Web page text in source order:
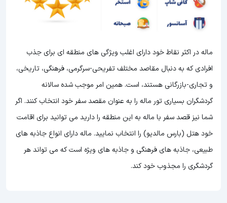
ماله در اکثر نقاط خود دارای اغلب ویژگی های منطقه ای برای جذب
افرادی که به دنبال مقاصد مختلف تفریحی-سرگرمی، فرهنگی، تاریخی،
و تجاری-بازرگانی هستند، است. همین امر موجب شده سالانه
گردشگران بسیاری تور ماله را به عنوان مقصد سفر خود انتخاب کنند. اگر
شما نیز قصد سفر با ماله به این منطقه را دارید می توانید برای اقامت
خود هتل (بارس مالدیو) را انتخاب نمایید. ماله دارای انواع جاذبه های
طبیعی، جاذبه های فرهنگی و جاذبه های ویژه است که می تواند هر
گردشگری را مجذوب خود کند.